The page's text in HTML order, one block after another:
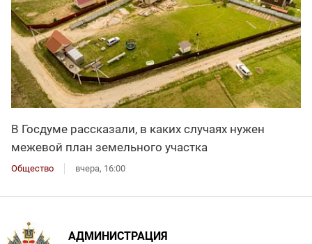
В Госдуме рассказали, в каких случаях нужен
межевой план земельного участка
Общество вчера, 16:00
АДМИНИСТРАЦИЯ